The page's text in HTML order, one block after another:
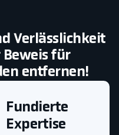
Verlässlichkeit
für
entfernen!
Fundierte
Expertise